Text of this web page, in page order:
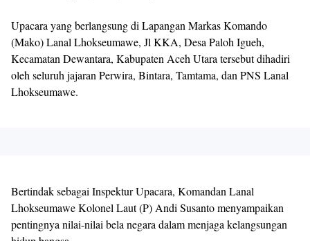
Upacara yang berlangsung di Lapangan Markas Komando
(Mako) Lanal Lhokseumawe, Jl KKA, Desa Paloh Igueh,
Kecamatan Dewantara, Kabupaten Aceh Utara tersebut dihadiri
oleh seluruh jajaran Perwira, Bintara, Tamtama, dan PNS Lanal
Lhokseumawe.
Bertindak sebagai Inspektur Upacara, Komandan Lanal
Lhokseumawe Kolonel Laut (P) Andi Susanto menyampaikan
pentingnya nilai-nilai bela negara dalam menjaga kelangsungan